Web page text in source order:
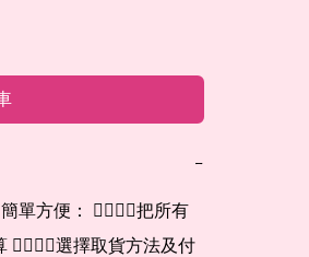
−
方便： 👉🏻👉🏻把所有
選擇取貨方法及付